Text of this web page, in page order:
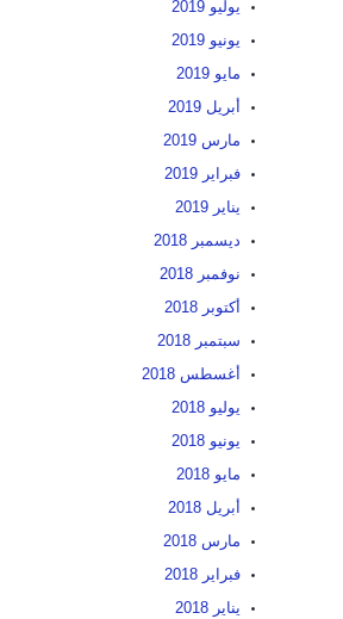
يوليو 2019
يونيو 2019
مايو 2019
أبريل 2019
مارس 2019
فبراير 2019
يناير 2019
ديسمبر 2018
نوفمبر 2018
أكتوبر 2018
سبتمبر 2018
أغسطس 2018
يوليو 2018
يونيو 2018
مايو 2018
أبريل 2018
مارس 2018
فبراير 2018
يناير 2018